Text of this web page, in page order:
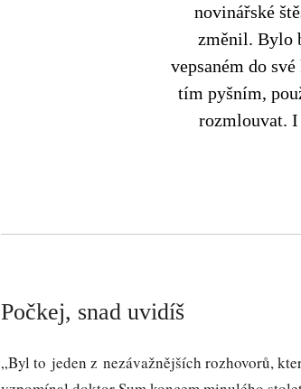
novinářské
změnil. Bylo
vepsaném do
tím pyšním,
rozmlouvat.
Počkej, snad uvidíš
„Byl to jeden z nezávažnějších rozhovorů,